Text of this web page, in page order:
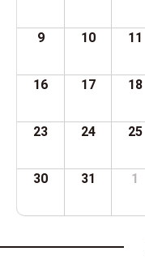
9 10 11
16 17 18
23 24 25
30 31 1